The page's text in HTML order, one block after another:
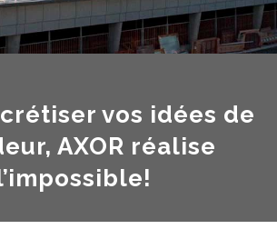
vos idées de
AXOR réalise